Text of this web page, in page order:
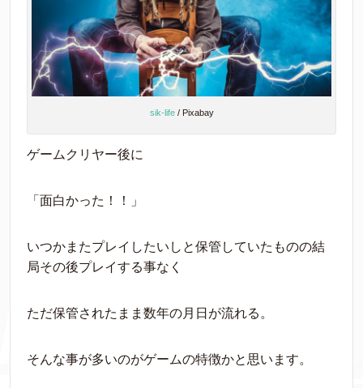
sik-life/ Pixabay
ゲームクリヤー後に
「面白かった！！」
いつかまたプレイしたいしと保管していたものの結
局その後プレイする事なく
ただ保管されたまま数年の月日が流れる。
そんな事が多いのがゲームの特徴かと思います。